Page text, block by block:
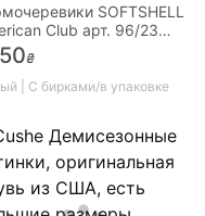
SOFTSHELL
Club арт. 96/23
₴
| С бирками/в упаковке